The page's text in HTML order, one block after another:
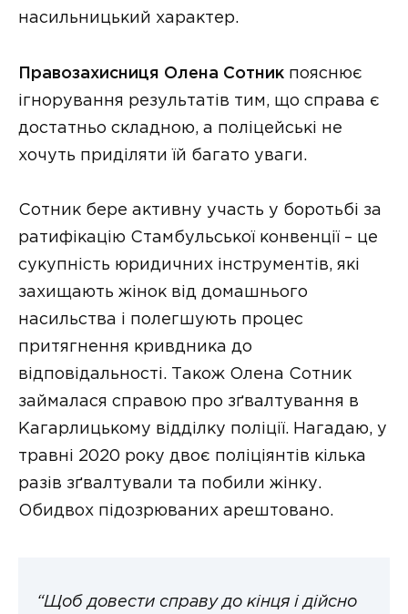
насильницький характер.
Правозахисниця Олена Сотник пояснює
ігнорування результатів тим, що справа є
достатньо складною, а поліцейські не
хочуть приділяти їй багато уваги.
Сотник бере активну участь у боротьбі за
ратифікацію Стамбульської конвенції – це
сукупність юридичних інструментів, які
захищають жінок від домашнього
насильства і полегшують процес
притягнення кривдника до
відповідальності. Також Олена Сотник
займалася справою про зґвалтування в
Кагарлицькому відділку поліції. Нагадаю, у
травні 2020 року двоє поліціянтів кілька
разів зґвалтували та побили жінку.
Обидвох підозрюваних арештовано.
“Щоб довести справу до кінця і дійсно